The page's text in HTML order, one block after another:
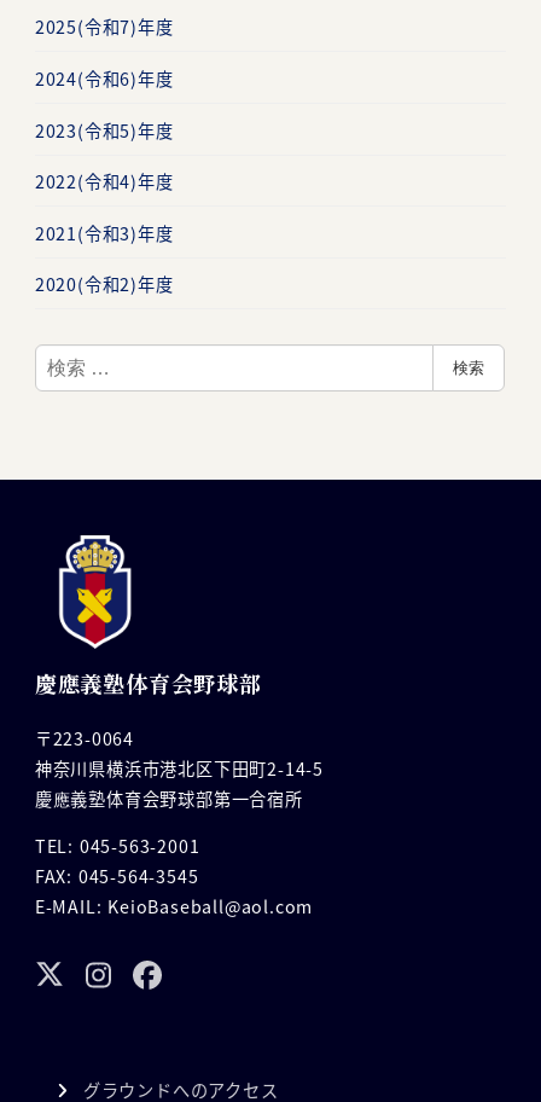
2025(令和7)年度
2024(令和6)年度
2023(令和5)年度
2022(令和4)年度
2021(令和3)年度
2020(令和2)年度
検
索
検索
慶應義塾体育会野球部
〒223-0064
神奈川県横浜市港北区下田町2-14-5
慶應義塾体育会野球部第一合宿所
TEL: 045-563-2001
FAX: 045-564-3545
E-MAIL: KeioBaseball@aol.com
グラウンドへのアクセス